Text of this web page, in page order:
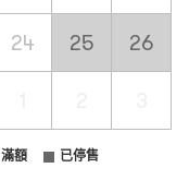
24 25 26
滿額 已停售